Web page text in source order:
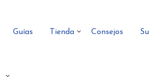
Guías Tienda Consejos